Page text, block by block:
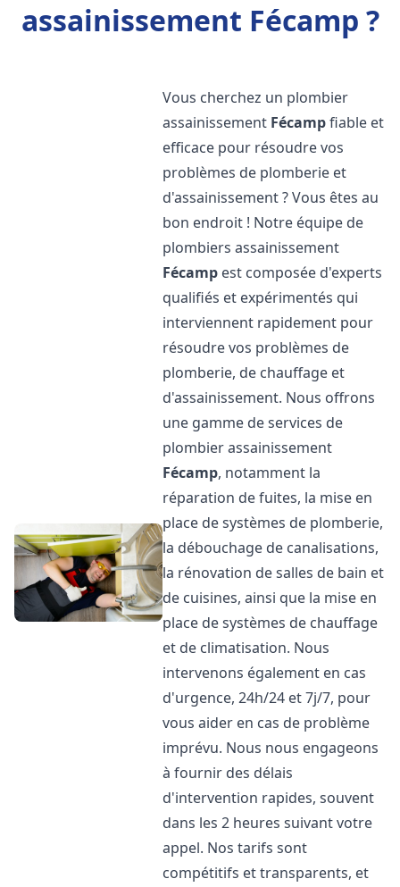
assainissement Fécamp ?
Vous cherchez un plombier
assainissement Fécampfiable et
efficace pour résoudre vos
problèmes de plomberie et
d'assainissement ? Vous êtes au
bon endroit ! Notre équipe de
plombiers assainissement
Fécamp est composée d'experts
qualifiés et expérimentés qui
interviennent rapidement pour
résoudre vos problèmes de
plomberie, de chauffage et
d'assainissement. Nous offrons
une gamme de services de
plombier assainissement
Fécamp, notamment la
réparation de fuites, la mise en
place de systèmes de plomberie,
la débouchage de canalisations,
la rénovation de salles de bain et
de cuisines, ainsi que la mise en
place de systèmes de chauffage
et de climatisation. Nous
intervenons également en cas
d'urgence, 24h/24 et 7j/7, pour
vous aider en cas de problème
imprévu. Nous nous engageons
à fournir des délais
d'intervention rapides, souvent
dans les 2 heures suivant votre
appel. Nos tarifs sont
compétitifs et transparents, et